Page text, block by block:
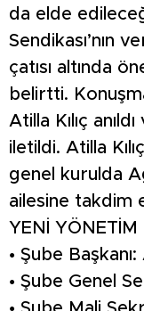
da elde
Sendikası’nın
çatısı altında
belirtti.
Atilla Kılıç
iletildi. Atilla
genel kurulda
ailesine takdim
YENİ YÖNETİM
• Şube
• Şube Genel